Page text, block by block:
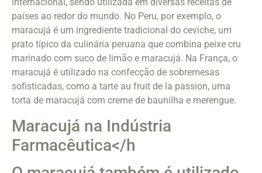
países ao redor do mundo. No Peru, por exemplo, o
maracujá é um ingrediente tradicional do ceviche, um
prato típico da culinária peruana que combina peixe cru
marinado com suco de limão e maracujá. Na França, o
maracujá é utilizado na confecção de sobremesas
sofisticadas, como a tarte au fruit de la passion, uma
torta de maracujá com creme de baunilha e merengue.
Maracujá na Indústria
Farmacêutica</h